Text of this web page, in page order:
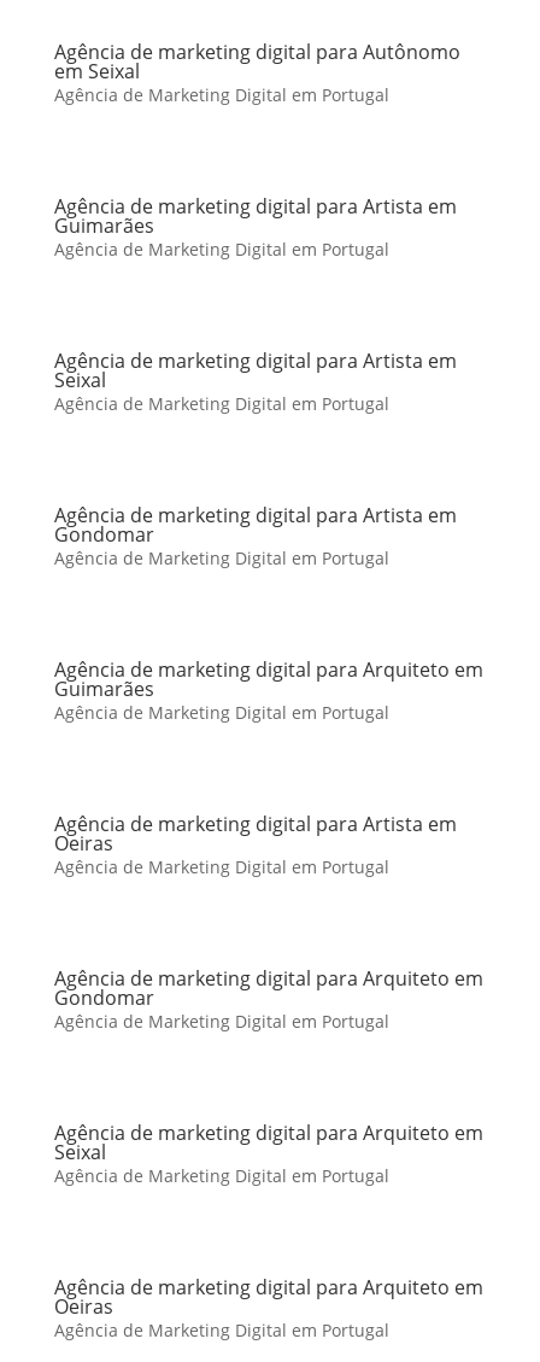
Agência de marketing digital para Autônomo
em Seixal
Agência de Marketing Digital em Portugal
Agência de marketing digital para Artista em
Guimarães
Agência de Marketing Digital em Portugal
Agência de marketing digital para Artista em
Seixal
Agência de Marketing Digital em Portugal
Agência de marketing digital para Artista em
Gondomar
Agência de Marketing Digital em Portugal
Agência de marketing digital para Arquiteto em
Guimarães
Agência de Marketing Digital em Portugal
Agência de marketing digital para Artista em
Oeiras
Agência de Marketing Digital em Portugal
Agência de marketing digital para Arquiteto em
Gondomar
Agência de Marketing Digital em Portugal
Agência de marketing digital para Arquiteto em
Seixal
Agência de Marketing Digital em Portugal
Agência de marketing digital para Arquiteto em
Oeiras
Agência de Marketing Digital em Portugal